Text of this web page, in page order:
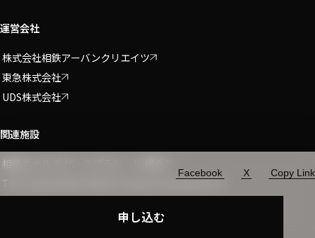
Share Facebook X Copy Link
申し込む
運営会社
株式会社相鉄アーバンクリエイツ
東急株式会社
UDS株式会社
関連施設
相鉄ホテルズ ザ・スプラジール 横浜
THE YOKOHAMA FRONT shops & restaurants